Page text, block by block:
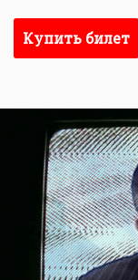
Купить билет